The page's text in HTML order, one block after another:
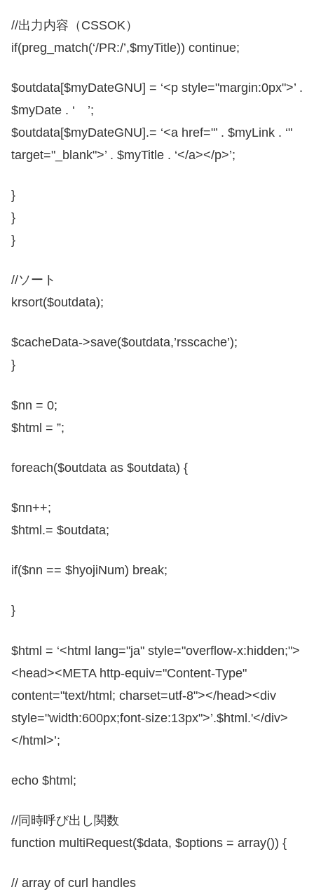
//出力内容（CSSOK）
if(preg_match(‘/PR:/’,$myTitle)) continue;
$outdata[$myDateGNU] = ‘<p style="margin:0px">’ .
$myDate . ‘ ’;
$outdata[$myDateGNU].= ‘<a href="’ . $myLink . ‘"
target="_blank">’ . $myTitle . ‘</a></p>’;
}
}
}
//ソート
krsort($outdata);
$cacheData->save($outdata,’rsscache’);
}
$nn = 0;
$html = ”;
foreach($outdata as $outdata) {
$nn++;
$html.= $outdata;
if($nn == $hyojiNum) break;
}
$html = ‘<html lang="ja" style="overflow-x:hidden;">
<head><META http-equiv="Content-Type"
content="text/html; charset=utf-8"></head><div
style="width:600px;font-size:13px">’.$html.'</div>
</html>’;
echo $html;
//同時呼び出し関数
function multiRequest($data, $options = array()) {
// array of curl handles